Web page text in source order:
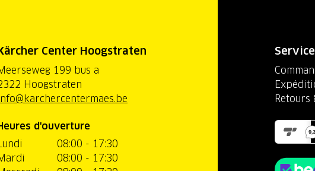
Center Hoogstraten
199 bus a
Hoogstraten
d'ouverture
Lundi
08:00 - 17:30
08:00 - 17:30
Retours